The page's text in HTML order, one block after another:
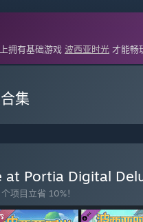
拥有基础游戏 波西亚时光 才能畅
集
at Portia Digital
项目立省 10%！